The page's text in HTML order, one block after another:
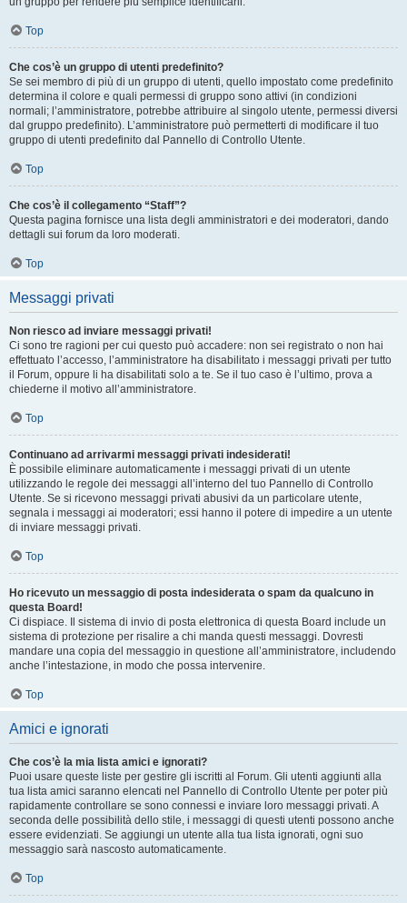
Top
Che cos’è un gruppo di utenti predefinito?
Se sei membro di più di un gruppo di utenti, quello impostato come predefinito
determina il colore e quali permessi di gruppo sono attivi (in condizioni
normali; l’amministratore, potrebbe attribuire al singolo utente, permessi diversi
dal gruppo predefinito). L’amministratore può permetterti di modificare il tuo
gruppo di utenti predefinito dal Pannello di Controllo Utente.
Top
Che cos’è il collegamento “Staff”?
Questa pagina fornisce una lista degli amministratori e dei moderatori, dando
dettagli sui forum da loro moderati.
Top
Messaggi privati
Non riesco ad inviare messaggi privati!
Ci sono tre ragioni per cui questo può accadere: non sei registrato o non hai
effettuato l’accesso, l’amministratore ha disabilitato i messaggi privati per tutto
il Forum, oppure li ha disabilitati solo a te. Se il tuo caso è l’ultimo, prova a
chiederne il motivo all’amministratore.
Top
Continuano ad arrivarmi messaggi privati indesiderati!
È possibile eliminare automaticamente i messaggi privati ​​di un utente
utilizzando le regole dei messaggi all’interno del tuo Pannello di Controllo
Utente. Se si ricevono messaggi privati ​​abusivi da un particolare utente,
segnala i messaggi ai moderatori; essi hanno il potere di impedire a un utente
di inviare messaggi privati​​.
Top
Ho ricevuto un messaggio di posta indesiderata o spam da qualcuno in
questa Board!
Ci dispiace. Il sistema di invio di posta elettronica di questa Board include un
sistema di protezione per risalire a chi manda questi messaggi. Dovresti
mandare una copia del messaggio in questione all’amministratore, includendo
anche l’intestazione, in modo che possa intervenire.
Top
Amici e ignorati
Che cos’è la mia lista amici e ignorati?
Puoi usare queste liste per gestire gli iscritti al Forum. Gli utenti aggiunti alla
tua lista amici saranno elencati nel Pannello di Controllo Utente per poter più
rapidamente controllare se sono connessi e inviare loro messaggi privati. A
seconda delle possibilità dello stile, i messaggi di questi utenti possono anche
essere evidenziati. Se aggiungi un utente alla tua lista ignorati, ogni suo
messaggio sarà nascosto automaticamente.
Top